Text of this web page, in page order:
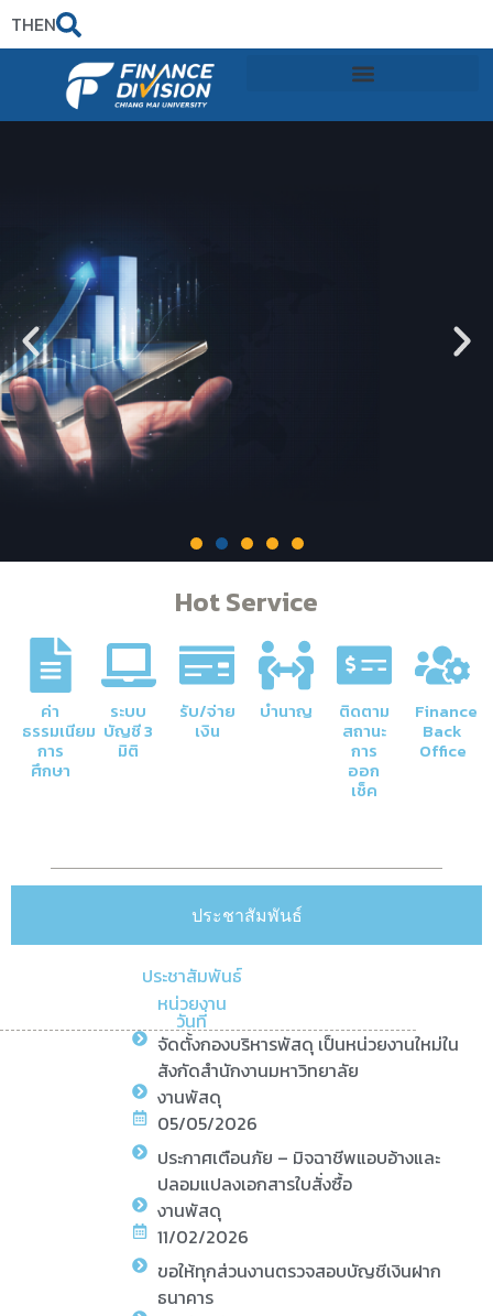
THEN
ภารกิจหลักของกองคลัง
การจัดการด้านการเงินและบัญชีของ
มหาวิทยาลัยให้มีความโปร่งใสและมีประสิทธิภาพ
Hot Service
ค่า
ธรรมเนียม
การ
ศึกษา
ระบบ
บัญชี 3
มิติ
รับ/จ่าย
เงิน
บำนาญ ติดตาม
สถานะ
การ
ออก
เช็ค
Finance
Back
Office
ประชาสัมพันธ์
ประชาสัมพันธ์
หน่วยงาน
วันที่
จัดตั้งกองบริหารพัสดุ เป็นหน่วยงานใหม่ใน
สังกัดสำนักงานมหาวิทยาลัย
งานพัสดุ
05/05/2026
ประกาศเตือนภัย – มิจฉาชีพแอบอ้างและ
ปลอมแปลงเอกสารใบสั่งซื้อ
งานพัสดุ
11/02/2026
ขอให้ทุกส่วนงานตรวจสอบบัญชีเงินฝาก
ธนาคาร